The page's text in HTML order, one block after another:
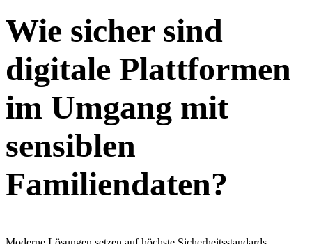
Wie sicher sind
digitale Plattformen
im Umgang mit
sensiblen
Familiendaten?